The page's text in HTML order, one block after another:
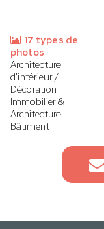
17 types de
photos
Architecture
d'intérieur /
Décoration
Immobilier &
Architecture
Bâtiment